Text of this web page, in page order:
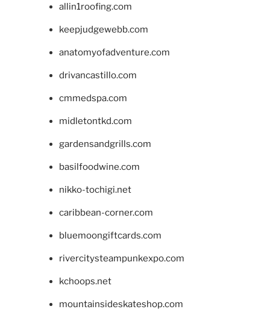
allin1roofing.com
keepjudgewebb.com
anatomyofadventure.com
drivancastillo.com
cmmedspa.com
midletontkd.com
gardensandgrills.com
basilfoodwine.com
nikko-tochigi.net
caribbean-corner.com
bluemoongiftcards.com
rivercitysteampunkexpo.com
kchoops.net
mountainsideskateshop.com